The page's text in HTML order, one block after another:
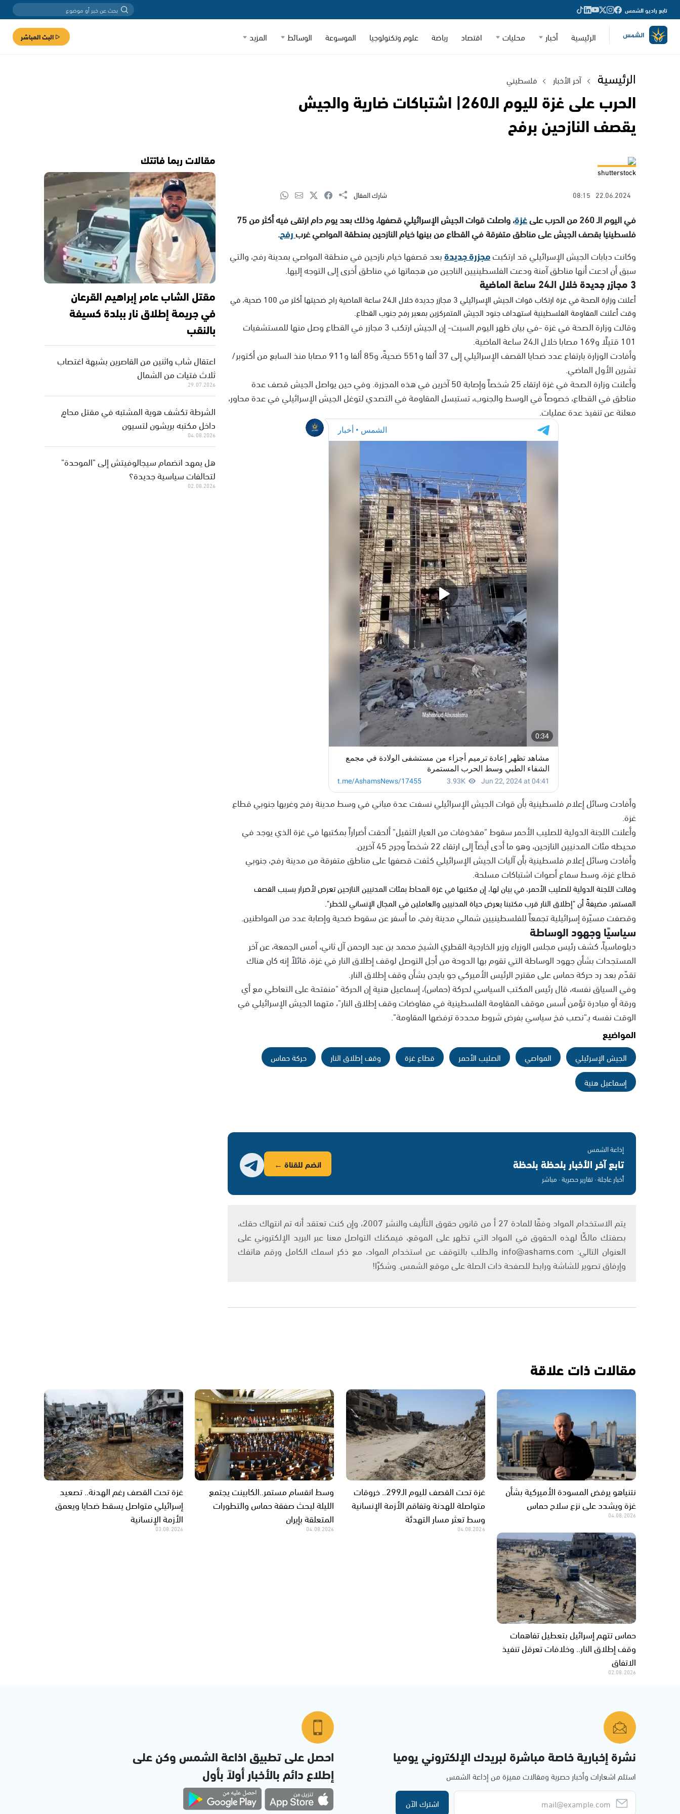
تابع راديو الشمس
الرئيسية أخبار محليات اقتصاد رياضة علوم وتكنولوجيا الموسوعة الوسائط المزيد البث المباشر
الرئيسية آخر الأخبار فلسطيني
الحرب على غزة لليوم الـ260| اشتباكات ضارية والجيش
يقصف النازحين برفح
shutterstock
22.06.2024
08:15 شارك المقال
في اليوم الـ 260 من الحرب على غزة
، واصلت قوات الجيش الإسرائيلي قصفها، وذلك بعد يوم دام ارتقى فيه أكثر من 75
فلسطينيا بقصف الجيش على مناطق متفرقة في القطاع من بينها خيام النازحين بمنطقة المواصي غربرفح.
وكانت دبابات الجيش الإسرائيلي قد ارتكبتمجزرة جديدةبعد قصفها خيام نازحين في منطقة المواصي بمدينة رفح، والتي
سبق أن ادعت أنها مناطق آمنة ودعت الفلسطينيين الناجين من هجماتها في مناطق أخرى إلى التوجه إليها.
3 مجازر جديدة خلال الـ24 ساعة الماضية
أعلنت وزارة الصحة في غزة ارتكاب قوات الجيش الإسرائيلي 3 مجازر جديدة خلال الـ24 ساعة الماضية راح ضحيتها أكثر من 100 ضحية، في
وقت أعلنت المقاومة الفلسطينية استهداف جنود الجيش المتمركزين بمعبر رفح جنوب القطاع.
وقالت وزارة الصحة في غزة -في بيان ظهر اليوم السبت- إن الجيش ارتكب 3 مجازر في القطاع وصل منها للمستشفيات
101 قتيلًا و169 مصابا خلال الـ24 ساعة الماضية.
وأفادت الوزارة بارتفاع عدد ضحايا القصف الإسرائيلي إلى 37 ألفا و551 ضحيةً، و85 ألفا و911 مصابا منذ السابع من أكتوبر/
تشرين الأول الماضي.
وأعلنت وزارة الصحة في غزة ارتقاء 25 شخصاً وإصابة 50 آخرين في هذه المجزرة. وفي حين يواصل الجيش قصف عدة
مناطق في القطاع، خصوصاً في الوسط والجنوب، تستبسل المقاومة في التصدي لتوغل الجيش الإسرائيلي في عدة محاور،
معلنة عن تنفيذ عدة عمليات.
وأفادت وسائل إعلام فلسطينية بأن قوات الجيش الإسرائيلي نسفت عدة مباني في وسط مدينة رفح وغربها جنوبي قطاع
غزة.
وأعلنت اللجنة الدولية للصليب الأحمر سقوط "مقذوفات من العيار الثقيل" ألحقت أضراراً بمكتبها في غزة الذي يوجد في
محيطه مئات المدنيين النازحين، وهو ما أدى أيضاً إلى ارتقاء 22 شخصاً وجرح 45 آخرين.
وأفادت وسائل إعلام فلسطينية بأن آليات الجيش الإسرائيلي كثفت قصفها على مناطق متفرقة من مدينة رفح، جنوبي
قطاع غزة، وسط سماع أصوات اشتباكات مسلحة.
وقالت اللجنة الدولية للصليب الأحمر، في بيان لها، إن مكتبها في غزة المحاط بمئات المدنيين النازحين تعرض لأضرار بسبب القصف
المستمر، مضيفةً أن "إطلاق النار قرب مكتبنا يعرض حياة المدنيين والعاملين في المجال الإنساني للخطر".
وقصفت مسيّرة إسرائيلية تجمعاً للفلسطينيين شمالي مدينة رفح، ما أسفر عن سقوط ضحية وإصابة عدد من المواطنين.
سياسيًا وجهود الوساطة
دبلوماسياً، كشف رئيس مجلس الوزراء وزير الخارجية القطري الشيخ محمد بن عبد الرحمن آل ثاني، أمس الجمعة، عن آخر
المستجدات بشأن جهود الوساطة التي تقوم بها الدوحة من أجل التوصل لوقف إطلاق النار في غزة، قائلاً إنه كان هناك
تقدّم بعد رد حركة حماس على مقترح الرئيس الأميركي جو بايدن بشأن وقف إطلاق النار.
وفي السياق نفسه، قال رئيس المكتب السياسي لحركة (حماس)، إسماعيل هنية إن الحركة "منفتحة على التعاطي مع أي
ورقة أو مبادرة تؤمن أسس موقف المقاومة الفلسطينية في مفاوضات وقف إطلاق النار"، متهما الجيش الإسرائيلي في
الوقت نفسه بـ"نصب فخ سياسي بفرض شروط محددة ترفضها المقاومة".
المواضيع
الجيش الإسرئيلي المواصي الصليب الأحمر قطاع غزة وقف إطلاق النار
حركة حماس
إسماعيل هنية
إذاعة الشمس
تابع آخر الأخبار بلحظة بلحظة
أخبار عاجلة · تقارير حصرية · مباشر
انضم للقناة ←
يتم الاستخدام المواد وفقًا للمادة 27 أ من قانون حقوق التأليف والنشر 2007، وإن كنت تعتقد أنه تم انتهاك حقك،
بصفتك مالكًا لهذه الحقوق في المواد التي تظهر على الموقع، فيمكنك التواصل معنا عبر البريد الإلكتروني على
العنوان التالي: info@ashams.com والطلب بالتوقف عن استخدام المواد، مع ذكر اسمك الكامل ورقم هاتفك
وإرفاق تصوير للشاشة ورابط للصفحة ذات الصلة على موقع الشمس. وشكرًا!
مقالات ربما فاتتك
مقتل الشاب عامر إبراهيم القرعان
في جريمة إطلاق نار ببلدة كسيفة
بالنقب
اعتقال شاب واثنين من القاصرين بشبهة اغتصاب
ثلاث فتيات من الشمال
29.07.2026
الشرطة تكشف هوية المشتبه في مقتل محامٍ
داخل مكتبه بريشون لتسيون
04.08.2026
هل يمهد انضمام سيجالوفيتش إلى "الموحدة"
لتحالفات سياسية جديدة؟
02.08.2026
مقالات ذات علاقة
نتنياهو يرفض المسودة الأميركية بشأن
غزة ويشدد على نزع سلاح حماس
04.08.2026
غزة تحت القصف لليوم الـ299.. خروقات
متواصلة للهدنة وتفاقم الأزمة الإنسانية
وسط تعثر مسار التهدئة
04.08.2026
وسط انقسام مستمر..الكابينت يجتمع
الليلة لبحث صفقة حماس والتطورات
المتعلقة بإيران
04.08.2026
غزة تحت القصف رغم الهدنة.. تصعيد
إسرائيلي متواصل يسقط ضحايا ويعمق
الأزمة الإنسانية
03.08.2026
حماس تتهم إسرائيل بتعطيل تفاهمات
وقف إطلاق النار.. وخلافات تعرقل تنفيذ
الاتفاق
02.08.2026
نشرة إخبارية خاصة مباشرة لبريدك الإلكتروني يوميا
استلم اشعارات وأخبار حصرية ومقالات مميزة من إذاعة الشمس
اشترك الآن
احصل على تطبيق اذاعة الشمس وكن على
إطلاع دائم بالأخبار أولاً بأول